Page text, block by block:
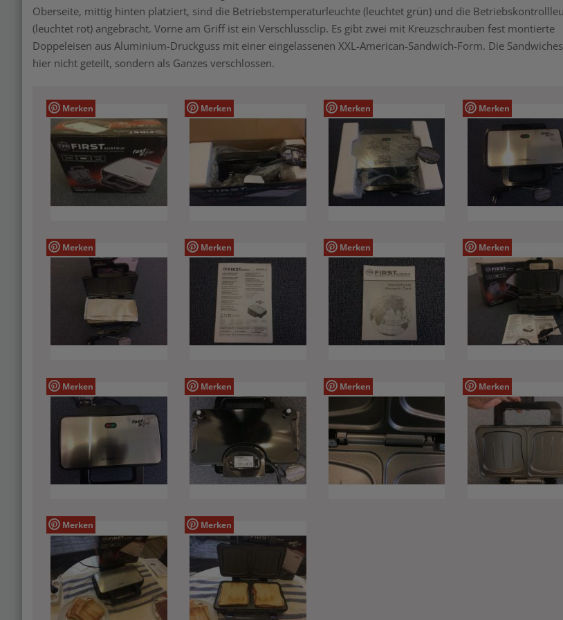
Oberseite, mittig hinten platziert, sind die Betriebstemperaturleuchte (leuchtet grün) und die
(leuchtet rot) angebracht. Vorne am Griff ist ein Verschlussclip. Es gibt zwei mit Kreuzschrauben fest montierte
Doppeleisen aus Aluminium-Druckguss mit einer eingelassenen XXL-American-Sandwich-Form. Die
hier nicht geteilt, sondern als Ganzes verschlossen.
Merken Merken Merken Merken
Merken Merken Merken Merken
Merken Merken Merken Merken
Merken Merken